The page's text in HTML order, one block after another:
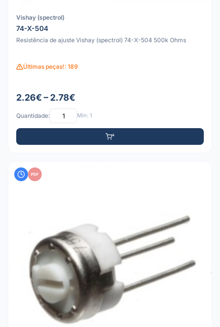
Vishay (spectrol)
74-X-504
Resistência de ajuste Vishay (spectrol) 74-X-504 500k Ohms
Últimas peças!: 189
2.26€ – 2.78€
Quantidade: Mín: 1
PDF